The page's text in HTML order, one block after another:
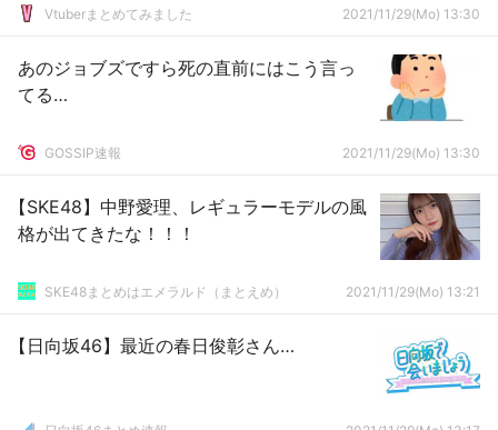
Vtuberまとめてみました 2021/11/29(Mo) 13:30
あのジョブズですら死の直前にはこう言っ
てる…
GOSSIP速報 2021/11/29(Mo) 13:30
【SKE48】中野愛理、レギュラーモデルの風
格が出てきたな！！！
SKE48まとめはエメラルド（まとえめ） 2021/11/29(Mo) 13:21
【日向坂46】最近の春日俊彰さん…